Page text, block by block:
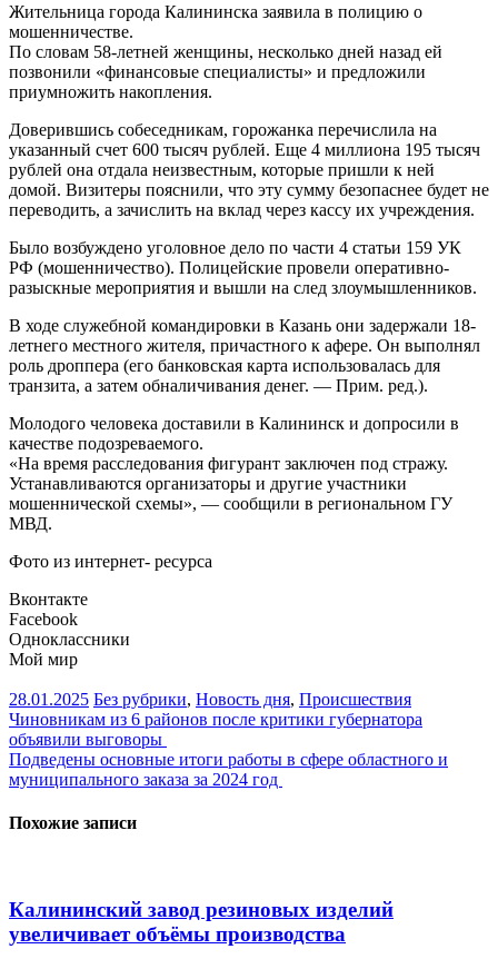
Жительница города Калининска заявила в полицию о
мошенничестве.
По словам 58-летней женщины, несколько дней назад ей
позвонили «финансовые специалисты» и предложили
приумножить накопления.
Доверившись собеседникам, горожанка перечислила на
указанный счет 600 тысяч рублей. Еще 4 миллиона 195 тысяч
рублей она отдала неизвестным, которые пришли к ней
домой. Визитеры пояснили, что эту сумму безопаснее будет не
переводить, а зачислить на вклад через кассу их учреждения.
Было возбуждено уголовное дело по части 4 статьи 159 УК
РФ (мошенничество). Полицейские провели оперативно-
разыскные мероприятия и вышли на след злоумышленников.
В ходе служебной командировки в Казань они задержали 18-
летнего местного жителя, причастного к афере. Он выполнял
роль дроппера (его банковская карта использовалась для
транзита, а затем обналичивания денег. — Прим. ред.).
Молодого человека доставили в Калининск и допросили в
качестве подозреваемого.
«На время расследования фигурант заключен под стражу.
Устанавливаются организаторы и другие участники
мошеннической схемы», — сообщили в региональном ГУ
МВД.
Фото из интернет- ресурса
Вконтакте
Facebook
Одноклассники
Мой мир
28.01.2025 Без рубрики, Новость дня, Происшествия
Навигация
по
записям
Чиновникам из 6 районов после критики губернатора
объявили выговоры
Подведены основные итоги работы в сфере областного и
муниципального заказа за 2024 год
Похожие записи
Калининский завод резиновых изделий
увеличивает объёмы производства